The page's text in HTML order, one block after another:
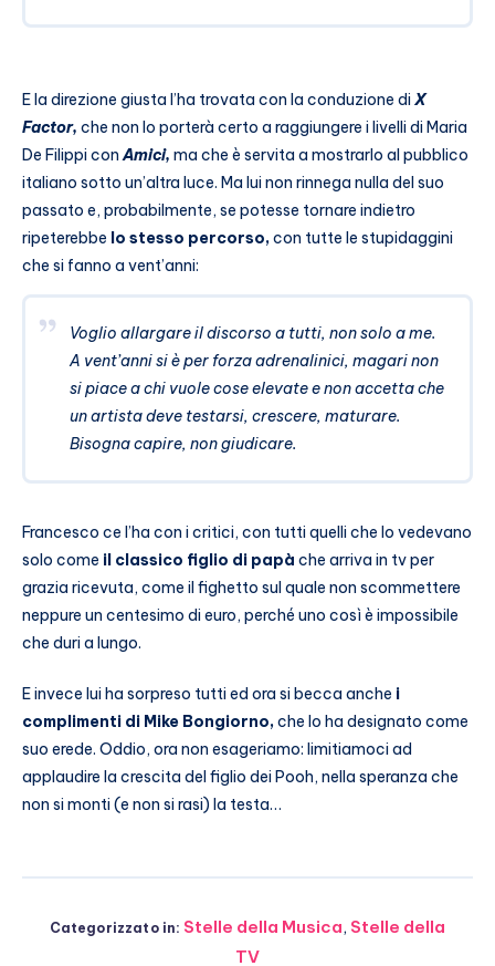
E la direzione giusta l’ha trovata con la conduzione diX
Factor, che non lo porterà certo a raggiungere i livelli di Maria
De Filippi conAmici, ma che è servita a mostrarlo al pubblico
italiano sotto un’altra luce. Ma lui non rinnega nulla del suo
passato e, probabilmente, se potesse tornare indietro
ripeterebbe lo stesso percorso,con tutte le stupidaggini
che si fanno a vent’anni:
Voglio allargare il discorso a tutti, non solo a me.
A vent’anni si è per forza adrenalinici, magari non
si piace a chi vuole cose elevate e non accetta che
un artista deve testarsi, crescere, maturare.
Bisogna capire, non giudicare.
Francesco ce l’ha con i critici, con tutti quelli che lo vedevano
solo come il classico figlio di papà che arriva in tv per
grazia ricevuta, come il fighetto sul quale non scommettere
neppure un centesimo di euro, perché uno così è impossibile
che duri a lungo.
E invece lui ha sorpreso tutti ed ora si becca anche i
complimenti di Mike Bongiorno,che lo ha designato come
suo erede. Oddio, ora non esageriamo: limitiamoci ad
applaudire la crescita del figlio dei Pooh, nella speranza che
non si monti (e non si rasi) la testa…
Categorizzato in: Stelle della Musica, Stelle della
TV